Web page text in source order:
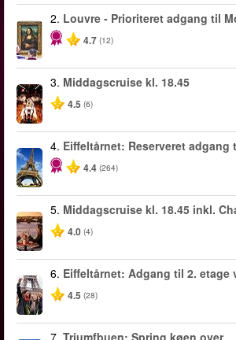
2. Louvre - Prioriteret adgang til
4.7 (12)
3. Middagscruise kl. 18.45
4.5 (6)
4. Eiffeltårnet: Reserveret adgang
4.4 (264)
5. Middagscruise kl. 18.45 inkl.
4.0 (4)
6. Eiffeltårnet: Adgang til 2. etage
4.5 (28)
7. Triumfbuen: Spring køen over